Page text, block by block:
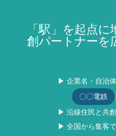
「駅」を起点
創パートナーを
▶ 企業名・自治
〇〇電鉄
▶ 沿線住民と共
▶ 全国から集客